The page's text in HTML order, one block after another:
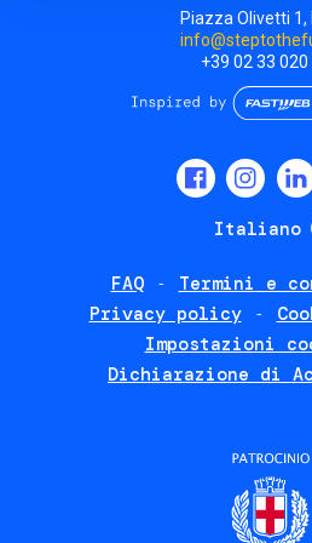
Piazza Olivetti 1,
+39 02 33 020
Italiano
FAQ
Termini e
Privacy policy
Impostazioni
Dichiarazione di